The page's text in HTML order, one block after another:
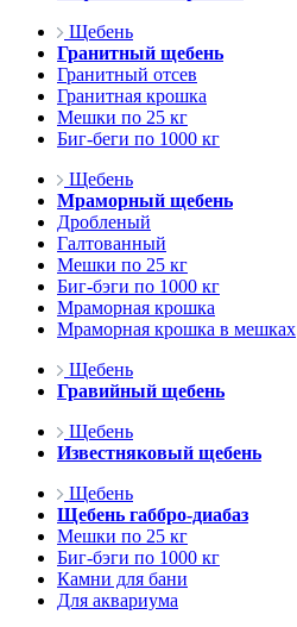
Щебень
Гранитный щебень
Гранитный отсев
Гранитная крошка
Мешки по 25 кг
Биг-беги по 1000 кг
Щебень
Мраморный щебень
Дробленый
Галтованный
Мешки по 25 кг
Биг-бэги по 1000 кг
Мраморная крошка
Мраморная крошка в мешках
Щебень
Гравийный щебень
Щебень
Известняковый щебень
Щебень
Щебень габбро-диабаз
Мешки по 25 кг
Биг-бэги по 1000 кг
Камни для бани
Для аквариума